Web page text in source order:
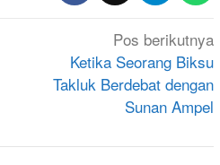
Pos berikutnya
Ketika Seorang Biksu
Takluk Berdebat dengan
Sunan Ampel